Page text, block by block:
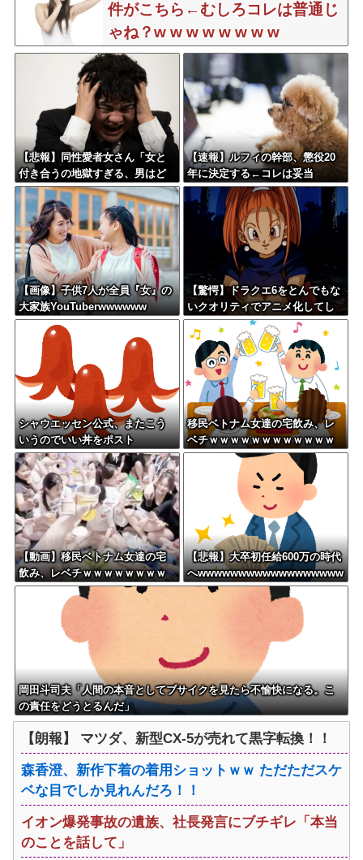
件がこちら←むしろコレは普通じ
ゃね？w w w w w w w w
【悲報】同性愛者女さん「女と
付き合うの地獄すぎる、男はど
うやって耐えてんの？」←コレ
は同意せざるおえないと話題に
【速報】ルフィの幹部、懲役20
年に決定する←コレは妥当
か？？？？？？？
【画像】子供7人が全員『女』の
大家族YouTuberwwwwww
【驚愕】ドラクエ6をとんでもな
いクオリティでアニメ化してし
まったAI動画がこちらｗｗｗｗ
ｗ
シャウエッセン公式、またこう
いうのでいい丼をポスト
移民ベトナム女達の宅飲み、レ
ベチｗｗｗｗｗｗｗｗｗｗｗｗ
ｗｗｗｗｗｗｗｗｗｗｗｗ
【動画】移民ベトナム女達の宅
飲み、レベチｗｗｗｗｗｗｗｗ
ｗｗｗｗｗｗｗｗｗｗｗｗｗｗ
【悲報】大卒初任給600万の時代
へwwwwwwwwwwwwwwwwww
w
岡田斗司夫「人間の本音としてブサイクを見たら不愉快になる。こ
の責任をどうとるんだ」
【朗報】 マツダ、新型CX-5が売れて黒字転換！！
森香澄、新作下着の着用ショットｗｗ ただただスケ
ベな目でしか見れんだろ！！
イオン爆発事故の遺族、社長発言にブチギレ「本当
のことを話して」